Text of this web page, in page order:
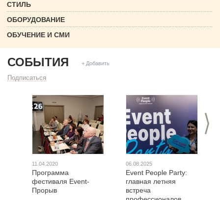
СТИЛЬ
ОБОРУДОВАНИЕ
ОБУЧЕНИЕ И СМИ
СОБЫТИЯ + Добавить
Подписаться
>
11.04.2020
Программа
фестиваля Event-
Прорыв
06.08.2025
Event People Party:
главная летняя
встреча